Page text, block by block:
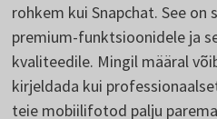
rohkem kui Snapchat. See on
premium-funktsioonidele ja
kvaliteedile. Mingil määral
kirjeldada kui
teie mobiilifotod palju